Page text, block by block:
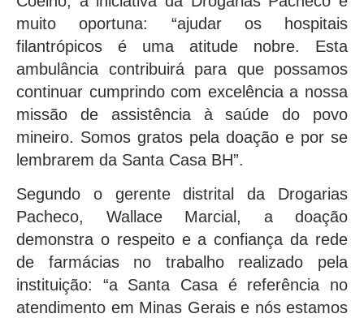
muito oportuna: “ajudar os hospitais
filantrópicos é uma atitude nobre. Esta
ambulância contribuirá para que possamos
continuar cumprindo com excelência a nossa
missão de assistência à saúde do povo
mineiro. Somos gratos pela doação e por se
lembrarem da Santa Casa BH”.
Segundo o gerente distrital da Drogarias
Pacheco, Wallace Marcial, a doação
demonstra o respeito e a confiança da rede
de farmácias no trabalho realizado pela
instituição: “a Santa Casa é referência no
atendimento em Minas Gerais e nós estamos